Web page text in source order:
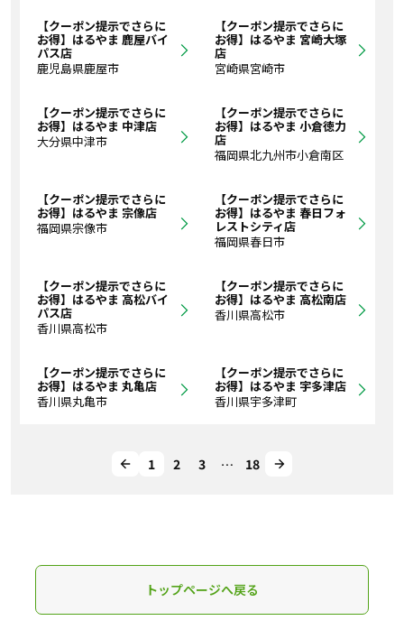
【クーポン提示でさらに
お得】はるやま 鹿屋バイ
パス店
鹿児島県鹿屋市
【クーポン提示でさらに
お得】はるやま 宮崎大塚
店
宮崎県宮崎市
【クーポン提示でさらに
お得】はるやま 中津店
大分県中津市
【クーポン提示でさらに
お得】はるやま 小倉徳力
店
福岡県北九州市小倉南区
【クーポン提示でさらに
お得】はるやま 宗像店
福岡県宗像市
【クーポン提示でさらに
お得】はるやま 春日フォ
レストシティ店
福岡県春日市
【クーポン提示でさらに
お得】はるやま 高松バイ
パス店
香川県高松市
【クーポン提示でさらに
お得】はるやま 高松南店
香川県高松市
【クーポン提示でさらに
お得】はるやま 丸亀店
香川県丸亀市
【クーポン提示でさらに
お得】はるやま 宇多津店
香川県宇多津町
1 2 3 … 18
トップページへ戻る